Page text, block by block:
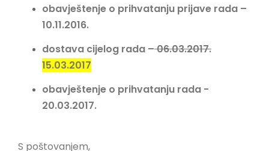
obavještenje o prihvatanju prijave rada –
10.11.2016.
dostava cijelog rada –06.03.2017.
15.03.2017
obavještenje o prihvatanju rada -
20.03.2017.
S poštovanjem,